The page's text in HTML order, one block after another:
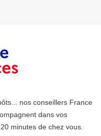
nos conseillers France
dans vos
minutes de chez vous.